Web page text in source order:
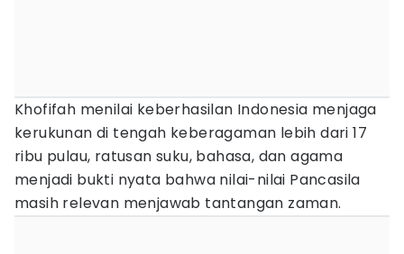
Khofifah menilai keberhasilan Indonesia menjaga
kerukunan di tengah keberagaman lebih dari 17
ribu pulau, ratusan suku, bahasa, dan agama
menjadi bukti nyata bahwa nilai-nilai Pancasila
masih relevan menjawab tantangan zaman.